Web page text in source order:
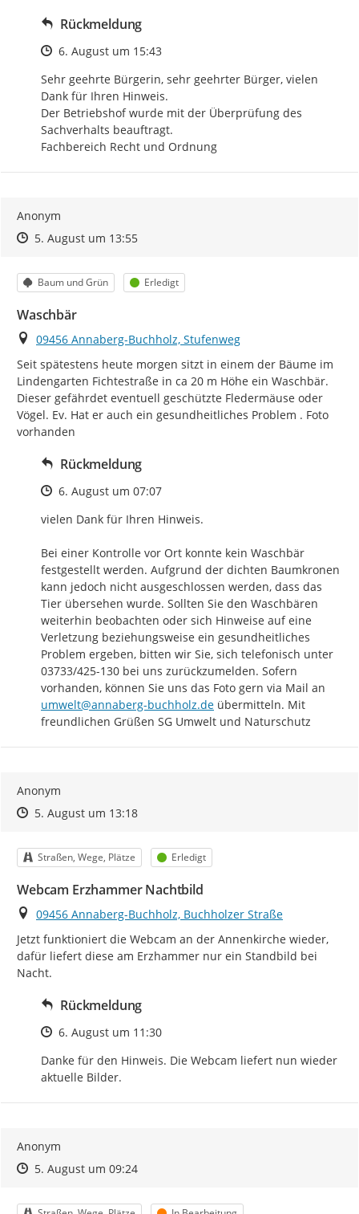
Rückmeldung
Zeitpunkt des Erstellens
6. August um 15:43
Sehr geehrte Bürgerin, sehr geehrter Bürger, vielen
Dank für Ihren Hinweis.
Der Betriebshof wurde mit der Überprüfung des
Sachverhalts beauftragt.
Fachbereich Recht und Ordnung
Anonym
Zeitpunkt des Erstellens
Zeitpunkt des Erstellens
5. August um 13:55Zur Äußerung
Kategorie
Baum und Grün Status
Erledigt
Waschbär
Ort
09456 Annaberg-Buchholz, Stufenweg
Seit spätestens heute morgen sitzt in einem der Bäume im
Lindengarten Fichtestraße in ca 20 m Höhe ein Waschbär.
Dieser gefährdet eventuell geschützte Fledermäuse oder
Vögel. Ev. Hat er auch ein gesundheitliches Problem . Foto
vorhanden
Rückmeldung
Zeitpunkt des Erstellens
6. August um 07:07
vielen Dank für Ihren Hinweis.
Bei einer Kontrolle vor Ort konnte kein Waschbär
festgestellt werden. Aufgrund der dichten Baumkronen
kann jedoch nicht ausgeschlossen werden, dass das
Tier übersehen wurde. Sollten Sie den Waschbären
weiterhin beobachten oder sich Hinweise auf eine
Verletzung beziehungsweise ein gesundheitliches
Problem ergeben, bitten wir Sie, sich telefonisch unter
03733/425-130 bei uns zurückzumelden. Sofern
umwelt@annaberg-buchholz.de übermitteln. Mit
freundlichen Grüßen SG Umwelt und Naturschutz
Anonym
Zeitpunkt des Erstellens
Zeitpunkt des Erstellens
5. August um 13:18Zur Äußerung
Kategorie
Straßen, Wege, Plätze Status
Erledigt
Webcam Erzhammer Nachtbild
Ort
09456 Annaberg-Buchholz, Buchholzer Straße
Jetzt funktioniert die Webcam an der Annenkirche wieder,
dafür liefert diese am Erzhammer nur ein Standbild bei
Nacht.
Rückmeldung
Zeitpunkt des Erstellens
6. August um 11:30
Danke für den Hinweis. Die Webcam liefert nun wieder
aktuelle Bilder.
Anonym
Zeitpunkt des Erstellens
Zeitpunkt des Erstellens
5. August um 09:24Zur Äußerung